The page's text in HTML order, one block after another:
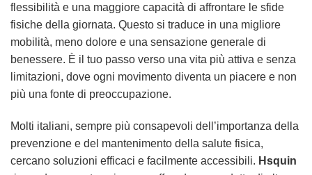
flessibilità e una maggiore capacità di affrontare le sfide
fisiche della giornata. Questo si traduce in una migliore
mobilità, meno dolore e una sensazione generale di
benessere. È il tuo passo verso una vita più attiva e senza
limitazioni, dove ogni movimento diventa un piacere e non
più una fonte di preoccupazione.
Molti italiani, sempre più consapevoli dell’importanza della
prevenzione e del mantenimento della salute fisica,
cercano soluzioni efficaci e facilmente accessibili. Hsquin